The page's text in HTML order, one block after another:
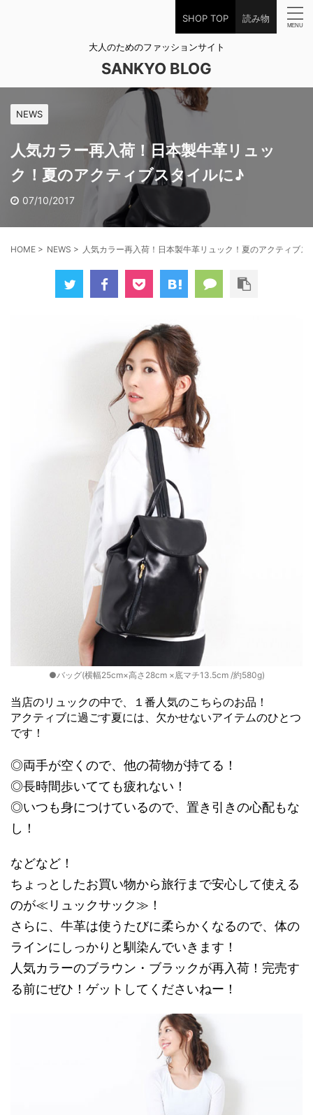
SHOP TOP 読み物
大人のためのファッションサイト
SANKYO BLOG
NEWS
人気カラー再入荷！日本製牛革リュッ
ク！夏のアクティブスタイルに♪
07/10/2017
HOME > NEWS > 人気カラー再入荷！日本製牛革リュック！夏のアクティブス
●バッグ(横幅25cm×高さ28cm ×底マチ13.5cm /約580g)
当店のリュックの中で、１番人気のこちらのお品！
アクティブに過ごす夏には、欠かせないアイテムのひとつ
です！
◎両手が空くので、他の荷物が持てる！
◎長時間歩いてても疲れない！
◎いつも身につけているので、置き引きの心配もな
し！
などなど！
ちょっとしたお買い物から旅行まで安心して使える
のが≪リュックサック≫！
さらに、牛革は使うたびに柔らかくなるので、体の
ラインにしっかりと馴染んでいきます！
人気カラーのブラウン・ブラックが再入荷！完売す
る前にぜひ！ゲットしてくださいねー！